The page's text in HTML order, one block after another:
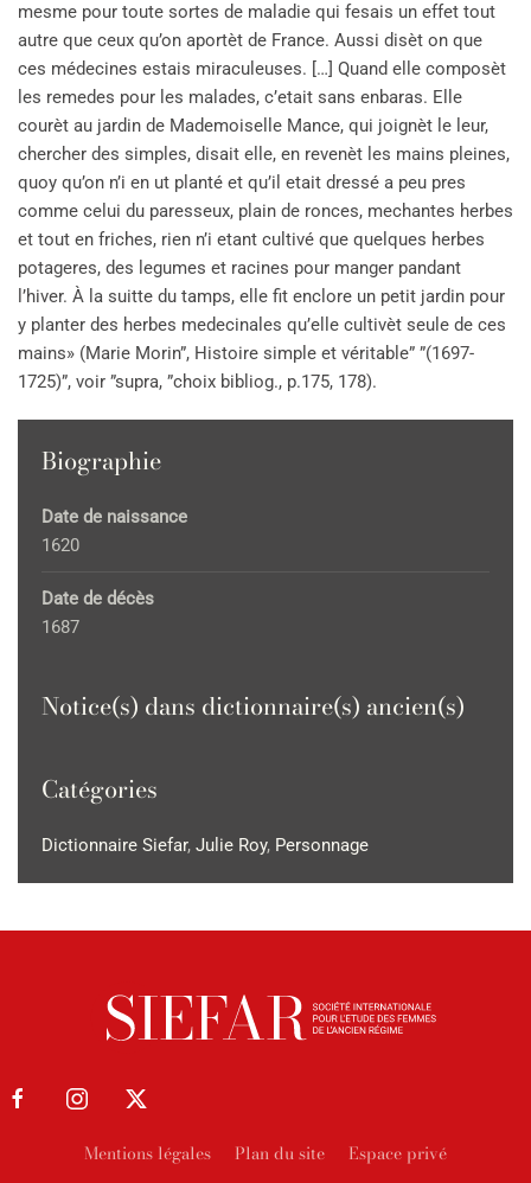
mesme pour toute sortes de maladie qui fesais un effet tout
autre que ceux qu’on aportèt de France. Aussi disèt on que
ces médecines estais miraculeuses. […] Quand elle composèt
les remedes pour les malades, c’etait sans enbaras. Elle
courèt au jardin de Mademoiselle Mance, qui joignèt le leur,
chercher des simples, disait elle, en revenèt les mains pleines,
quoy qu’on n’i en ut planté et qu’il etait dressé a peu pres
comme celui du paresseux, plain de ronces, mechantes herbes
et tout en friches, rien n’i etant cultivé que quelques herbes
potageres, des legumes et racines pour manger pandant
l’hiver. À la suitte du tamps, elle fit enclore un petit jardin pour
y planter des herbes medecinales qu’elle cultivèt seule de ces
mains» (Marie Morin”, Histoire simple et véritable” ”(1697-
1725)”, voir ”supra, ”choix bibliog., p.175, 178).
Biographie
Date de naissance
1620
Date de décès
1687
Notice(s) dans dictionnaire(s) ancien(s)
Catégories
Dictionnaire Siefar, Julie Roy, Personnage
Mentions légales Plan du site Espace privé